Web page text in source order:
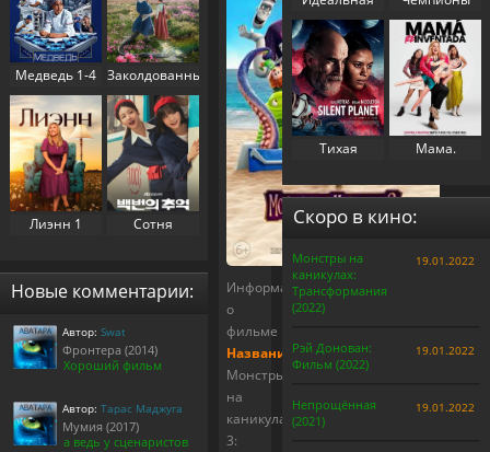
Информация
о
фильме
Название:
Монстры
на
каникулах
3:
Медведь 1-4
сезон (2022-
2025)
Заколдованный
дворец 1
сезон (2025)
Лиэнн 1
Сотня
номера 100 1
Новые комментарии:
Автор: Swat
Фронтера (2014)
Хороший фильм
Автор: Тарас Маджуга
Мумия (2017)
а ведь у сценаристов
свекровь 2
(2025)
(2023)
Тихая
(2024)
Мама.
(2025)
Скоро в кино:
Монстры на
каникулах:
Трансформания
(2022)
19.01.2022
Рэй Донован:
Фильм (2022)
19.01.2022
Непрощённая
(2021)
19.01.2022